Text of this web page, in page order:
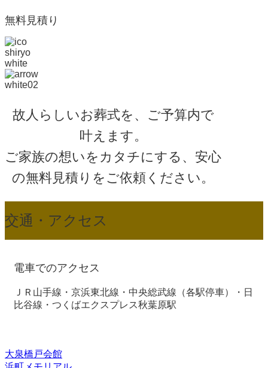
無料見積り
故人らしいお葬式を、ご予算内で
叶えます。
ご家族の想いをカタチにする、安心
の無料見積りをご依頼ください。
交通・アクセス
電車でのアクセス
ＪＲ山手線・京浜東北線・中央総武線（各駅停車）・日
比谷線・つくばエクスプレス秋葉原駅
大泉橋戸会館